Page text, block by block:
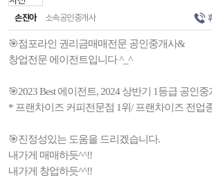
손진아 소속공인중개사
🎯점포라인 권리금매매전문 공인중개사&
창업전문 에이전트입니다 ^_^
🎯2023 Best 에이전트, 2024 상반기 1등급 공인
* 프랜차이즈 커피전문점 1위/ 프랜차이즈 전업
🎯진정성있는 도움을 드리겠습니다.
내가게 매매하듯^^!!
내가게 창업하듯^^!!